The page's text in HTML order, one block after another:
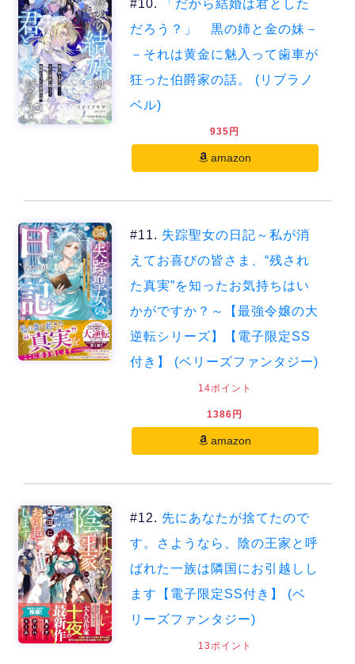
#10.
「だから結婚は君とした
だろう？」 黒の姉と金の妹－
－それは黄金に魅入って歯車が
狂った伯爵家の話。 (リブラノ
ベル)
935円
amazon
#11. 失踪聖女の日記～私が消
えてお喜びの皆さま、“残され
た真実”を知ったお気持ちはい
かがですか？～【最強令嬢の大
逆転シリーズ】【電子限定SS
付き】 (ベリーズファンタジー)
14ポイント
1386円
amazon
#12. 先にあなたが捨てたので
す。さようなら、陰の王家と呼
ばれた一族は隣国にお引越しし
ます【電子限定SS付き】 (ベ
リーズファンタジー)
13ポイント